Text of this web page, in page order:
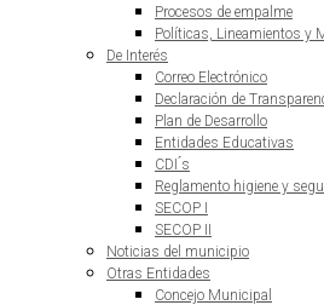
Procesos de empalme
Políticas, Lineamientos y
De Interés
Correo Electrónico
Declaración de
Plan de Desarrollo
Entidades Educativas
CDI ́s
Reglamento higiene y
SECOP I
SECOP II
Noticias del municipio
Otras Entidades
Concejo Municipal